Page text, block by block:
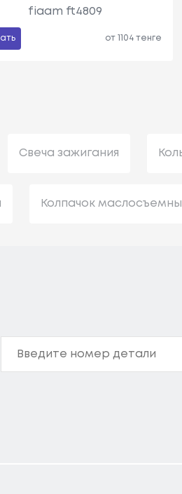
fiaam ft4809
от 1104 тенге
Свеча зажигания
Колпачок